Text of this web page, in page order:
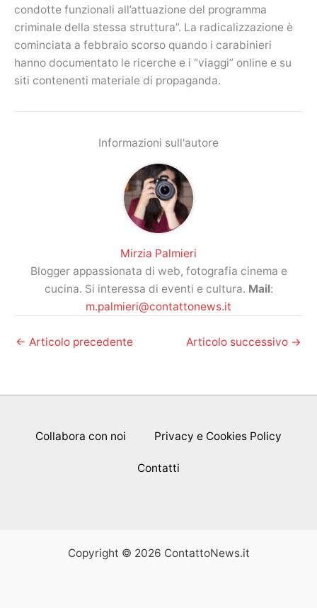
condotte funzionali all’attuazione del programma
criminale della stessa struttura”. La radicalizzazione è
cominciata a febbraio scorso quando i carabinieri
hanno documentato le ricerche e i “viaggi” online e su
siti contenenti materiale di propaganda.
Informazioni sull'autore
Mirzia Palmieri
Blogger appassionata di web, fotografia cinema e
cucina. Si interessa di eventi e cultura. Mail:
m.palmieri@contattonews.it
← Articolo precedente Articolo successivo →
Collabora con noi Privacy e Cookies Policy
Contatti
Copyright © 2026 ContattoNews.it